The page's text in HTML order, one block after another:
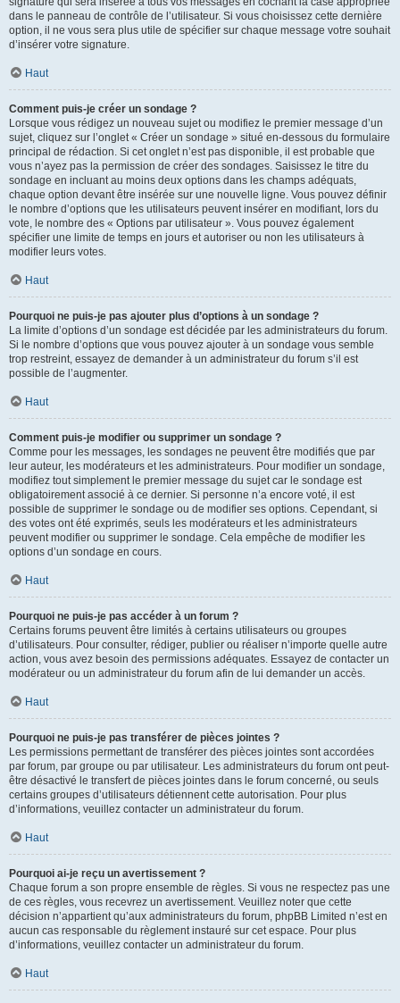
dans le panneau de contrôle de l’utilisateur. Si vous choisissez cette dernière
option, il ne vous sera plus utile de spécifier sur chaque message votre souhait
d’insérer votre signature.
Haut
Comment puis-je créer un sondage ?
Lorsque vous rédigez un nouveau sujet ou modifiez le premier message d’un
sujet, cliquez sur l’onglet « Créer un sondage » situé en-dessous du formulaire
principal de rédaction. Si cet onglet n’est pas disponible, il est probable que
vous n’ayez pas la permission de créer des sondages. Saisissez le titre du
sondage en incluant au moins deux options dans les champs adéquats,
chaque option devant être insérée sur une nouvelle ligne. Vous pouvez définir
le nombre d’options que les utilisateurs peuvent insérer en modifiant, lors du
vote, le nombre des « Options par utilisateur ». Vous pouvez également
spécifier une limite de temps en jours et autoriser ou non les utilisateurs à
modifier leurs votes.
Haut
Pourquoi ne puis-je pas ajouter plus d’options à un sondage ?
La limite d’options d’un sondage est décidée par les administrateurs du forum.
Si le nombre d’options que vous pouvez ajouter à un sondage vous semble
trop restreint, essayez de demander à un administrateur du forum s’il est
possible de l’augmenter.
Haut
Comment puis-je modifier ou supprimer un sondage ?
Comme pour les messages, les sondages ne peuvent être modifiés que par
leur auteur, les modérateurs et les administrateurs. Pour modifier un sondage,
modifiez tout simplement le premier message du sujet car le sondage est
obligatoirement associé à ce dernier. Si personne n’a encore voté, il est
possible de supprimer le sondage ou de modifier ses options. Cependant, si
des votes ont été exprimés, seuls les modérateurs et les administrateurs
peuvent modifier ou supprimer le sondage. Cela empêche de modifier les
options d’un sondage en cours.
Haut
Pourquoi ne puis-je pas accéder à un forum ?
Certains forums peuvent être limités à certains utilisateurs ou groupes
d’utilisateurs. Pour consulter, rédiger, publier ou réaliser n’importe quelle autre
action, vous avez besoin des permissions adéquates. Essayez de contacter un
modérateur ou un administrateur du forum afin de lui demander un accès.
Haut
Pourquoi ne puis-je pas transférer de pièces jointes ?
Les permissions permettant de transférer des pièces jointes sont accordées
par forum, par groupe ou par utilisateur. Les administrateurs du forum ont peut-
être désactivé le transfert de pièces jointes dans le forum concerné, ou seuls
certains groupes d’utilisateurs détiennent cette autorisation. Pour plus
d’informations, veuillez contacter un administrateur du forum.
Haut
Pourquoi ai-je reçu un avertissement ?
Chaque forum a son propre ensemble de règles. Si vous ne respectez pas une
de ces règles, vous recevrez un avertissement. Veuillez noter que cette
décision n’appartient qu’aux administrateurs du forum, phpBB Limited n’est en
aucun cas responsable du règlement instauré sur cet espace. Pour plus
d’informations, veuillez contacter un administrateur du forum.
Haut